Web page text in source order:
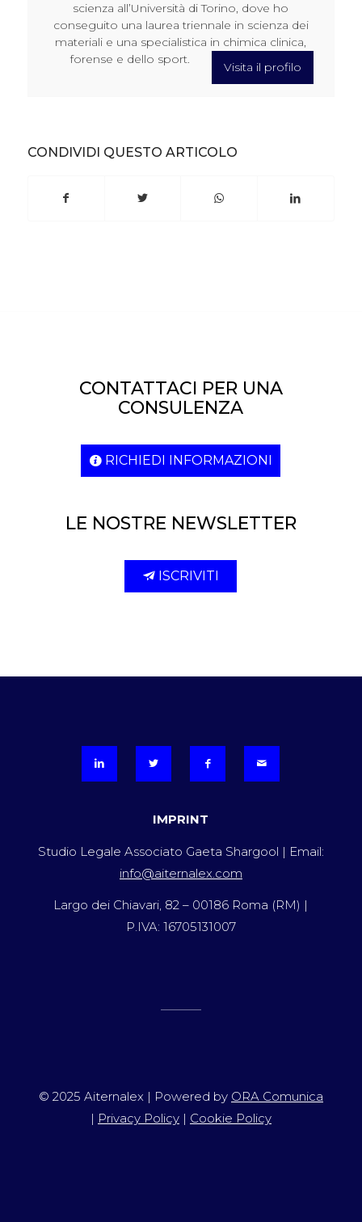
scienza all’Università di Torino, dove ho
conseguito una laurea triennale in scienza dei
materiali e una specialistica in chimica clinica,
forense e dello sport.
Visita il profilo
CONDIVIDI QUESTO ARTICOLO
CONTATTACI PER UNA
CONSULENZA
RICHIEDI INFORMAZIONI
LE NOSTRE NEWSLETTER
ISCRIVITI
IMPRINT
Studio Legale Associato Gaeta Shargool | Email:
info@aiternalex.com
Largo dei Chiavari, 82 – 00186 Roma (RM) |
P.IVA: 16705131007
© 2025 Aiternalex | Powered by ORA Comunica
| Privacy Policy| Cookie Policy